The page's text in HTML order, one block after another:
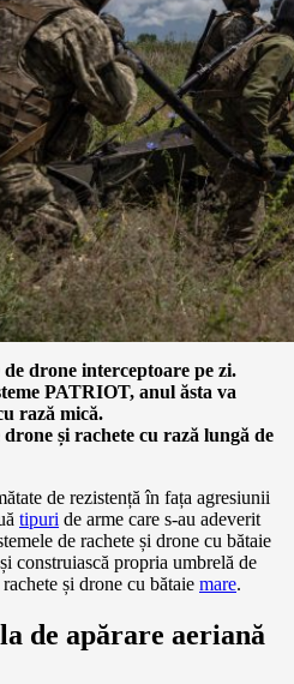
drone interceptoare pe zi.
PATRIOT, anul ăsta va
rază mică.
și rachete cu rază lungă de
de rezistență în fața agresiunii
tipuri de arme care s-au adeverit
de rachete și drone cu bătaie
construiască propria umbrelă de
și drone cu bătaie mare.
de apărare aeriană